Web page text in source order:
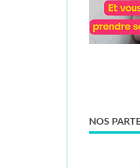
NOS